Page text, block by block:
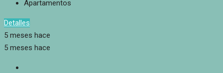
Apartamentos
Detalles
5 meses hace
5 meses hace